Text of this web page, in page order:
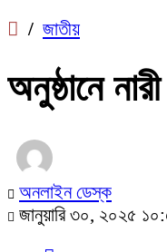
/ জাতীয়
অনুষ্ঠানে
অনলাইন ডেস্ক
জানুয়ারি ৩০, ২০২৫